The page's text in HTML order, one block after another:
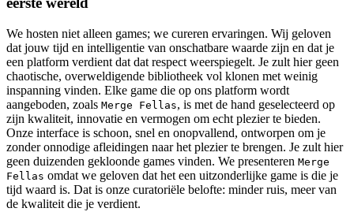
We hosten niet alleen games; we cureren ervaringen. Wij geloven
dat jouw tijd en intelligentie van onschatbare waarde zijn en dat je
een platform verdient dat dat respect weerspiegelt. Je zult hier geen
chaotische, overweldigende bibliotheek vol klonen met weinig
inspanning vinden. Elke game die op ons platform wordt
aangeboden, zoals Merge Fellas, is met de hand geselecteerd op
zijn kwaliteit, innovatie en vermogen om echt plezier te bieden.
Onze interface is schoon, snel en onopvallend, ontworpen om je
zonder onnodige afleidingen naar het plezier te brengen. Je zult hier
geen duizenden gekloonde games vinden. We presenteren Merge
Fellas omdat we geloven dat het een uitzonderlijke game is die je
tijd waard is. Dat is onze curatoriële belofte: minder ruis, meer van
de kwaliteit die je verdient.